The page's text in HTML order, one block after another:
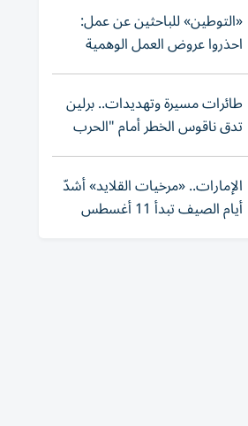
«التوطين» للباحثين عن عمل:
احذروا عروض العمل الوهمية
وتحققوا عبر «الباركود»
طائرات مسيرة وتهديدات.. برلين
تدق ناقوس الخطر أمام "الحرب
الهجينة"
الإمارات.. «مرخيات القلايد» أشدّ
أيام الصيف تبدأ 11 أغسطس